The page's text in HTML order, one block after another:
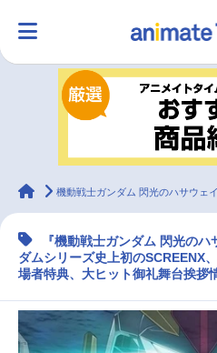
ランキング
ラジオ
マンガ・ラノベ ゲーム・アプリ
2.5次元 配信・Vtuber
animateTimes
機動戦士ガンダム 閃光のハサウェイ
『機動戦士ガンダム 閃光の
ダムシリーズ史上初のSCREENX
場者特典、大ヒット御礼舞台挨拶